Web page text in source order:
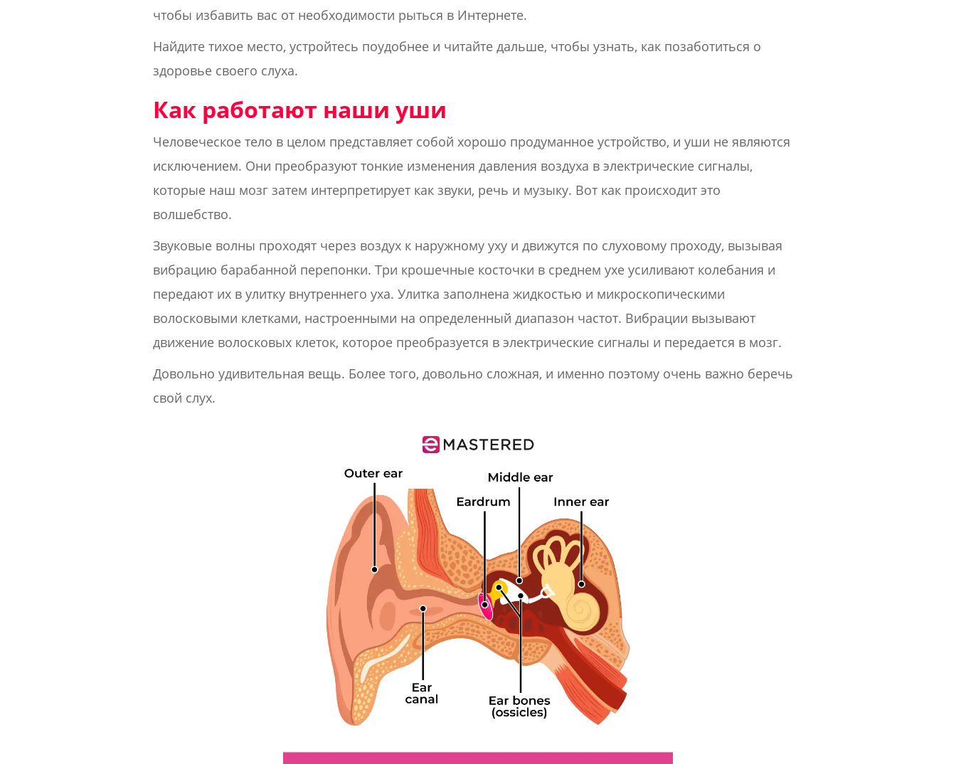
чтобы избавить вас от необходимости рыться в Интернете.
Найдите тихое место, устройтесь поудобнее и читайте дальше, чтобы узнать, как позаботиться о
здоровье своего слуха.
Как работают наши уши
Человеческое тело в целом представляет собой хорошо продуманное устройство, и уши не являются
исключением. Они преобразуют тонкие изменения давления воздуха в электрические сигналы,
которые наш мозг затем интерпретирует как звуки, речь и музыку. Вот как происходит это
волшебство.
Звуковые волны проходят через воздух к наружному уху и движутся по слуховому проходу, вызывая
вибрацию барабанной перепонки. Три крошечные косточки в среднем ухе усиливают колебания и
передают их в улитку внутреннего уха. Улитка заполнена жидкостью и микроскопическими
волосковыми клетками, настроенными на определенный диапазон частот. Вибрации вызывают
движение волосковых клеток, которое преобразуется в электрические сигналы и передается в мозг.
Довольно удивительная вещь. Более того, довольно сложная, и именно поэтому очень важно беречь
свой слух.